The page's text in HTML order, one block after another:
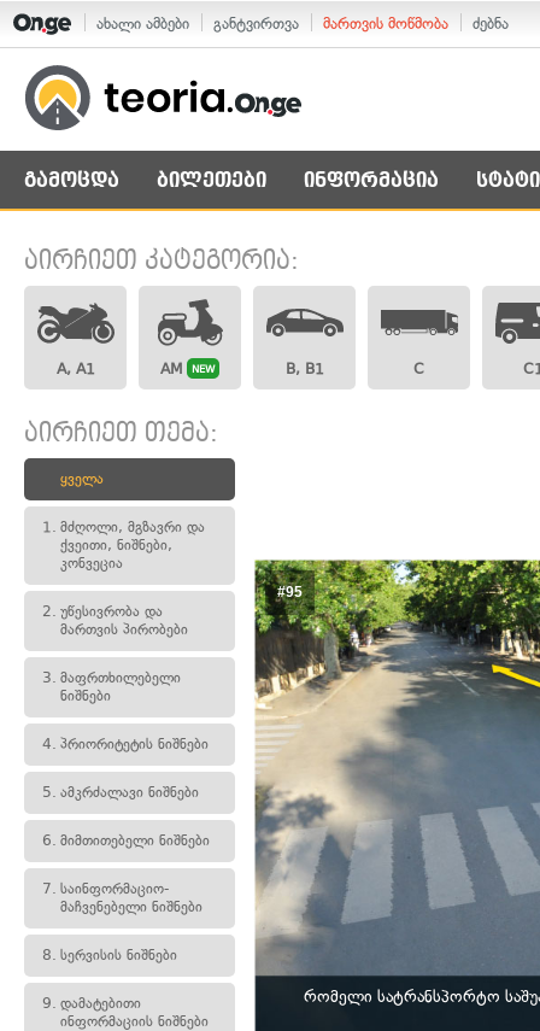
ახალი ამბები განტვირთვა მართვის მოწმობა ძებნა
გამოცდა ბილეთები ინფორმაცია
აირჩიეთ კატეგორია:
A, A1 AM NEW B, B1 C
აირჩიეთ თემა:
ყველა
1. მძღოლი, მგზავრი და
ქვეითი, ნიშნები,
კონვეცია
2. უწესივრობა და
მართვის პირობები
3. მაფრთხილებელი
ნიშნები
4. პრიორიტეტის ნიშნები
5. ამკრძალავი ნიშნები
6. მიმთითებელი ნიშნები
7. საინფორმაციო-
მაჩვენებელი ნიშნები
8. სერვისის ნიშნები
9. დამატებითი
ინფორმაციის ნიშნები
#95
რომელი სატრანსპორტო